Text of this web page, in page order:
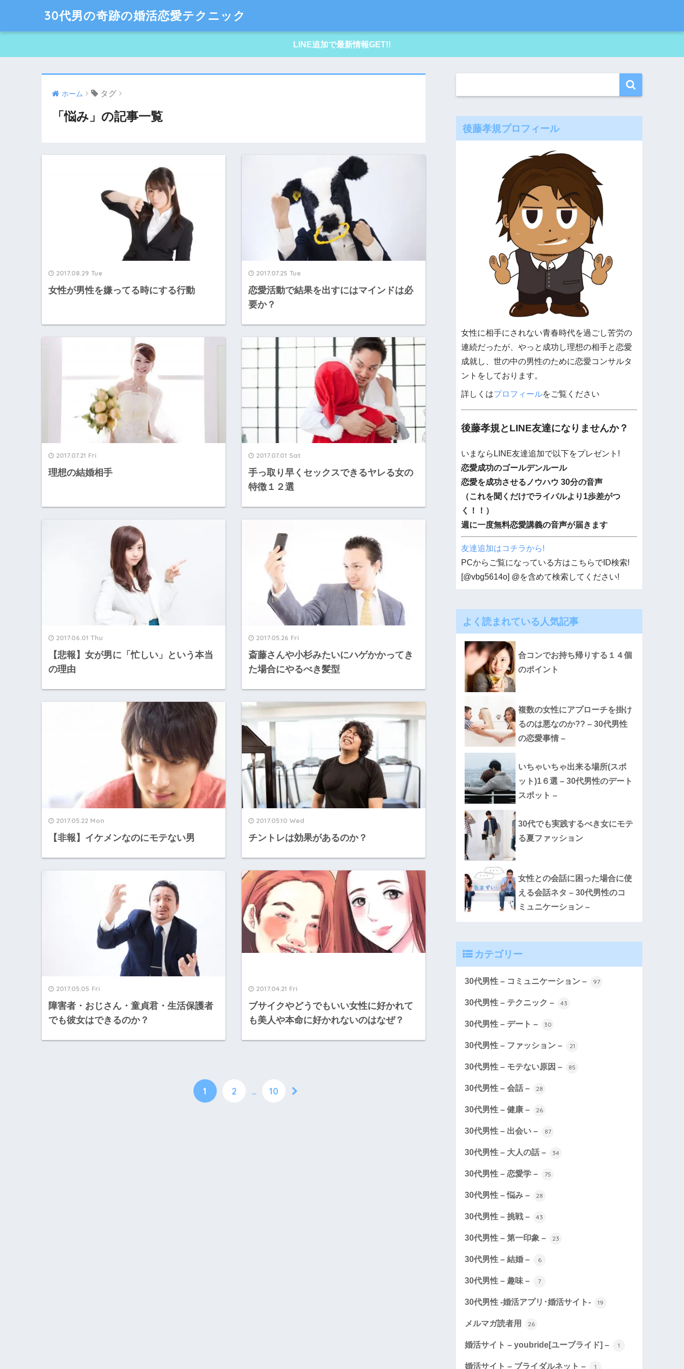
30代男の奇跡の婚活恋愛テクニック
LINE追加で最新情報GET!!
ホーム タグ
「悩み」の記事一覧
2017.08.29 Tue
女性が男性を嫌ってる時にする行動
2017.07.25 Tue
恋愛活動で結果を出すにはマインドは必
要か？
2017.07.21 Fri
理想の結婚相手
2017.07.01 Sat
手っ取り早くセックスできるヤレる女の
特徴１２選
2017.06.01 Thu
【悲報】女が男に「忙しい」という本当
の理由
2017.05.26 Fri
斎藤さんや小杉みたいにハゲかかってき
た場合にやるべき髪型
2017.05.22 Mon
【非報】イケメンなのにモテない男
2017.05.10 Wed
チントレは効果があるのか？
2017.05.05 Fri
障害者・おじさん・童貞君・生活保護者
でも彼女はできるのか？
2017.04.21 Fri
ブサイクやどうでもいい女性に好かれて
も美人や本命に好かれないのはなぜ？
1 2 … 10
後藤孝規プロフィール
女性に相手にされない青春時代を過ごし苦労の
連続だったが、やっと成功し理想の相手と恋愛
成就し、世の中の男性のために恋愛コンサルタ
ントをしております。
詳しくはプロフィールをご覧ください
後藤孝規とLINE友達になりませんか？
いまならLINE友達追加で以下をプレゼント!
恋愛成功のゴールデンルール
恋愛を成功させるノウハウ 30分の音声
（これを聞くだけでライバルより1歩差がつ
く！！）
週に一度無料恋愛講義の音声が届きます
友達追加はコチラから!
PCからご覧になっている方はこちらでID検索!
[@vbg5614o] @を含めて検索してください!
よく読まれている人気記事
合コンでお持ち帰りする１４個
のポイント
複数の女性にアプローチを掛け
るのは悪なのか?? – 30代男性
の恋愛事情 –
いちゃいちゃ出来る場所(スポ
ット)1６選 – 30代男性のデート
スポット –
30代でも実践するべき女にモテ
る夏ファッション
女性との会話に困った場合に使
える会話ネタ – 30代男性のコ
ミュニケーション –
カテゴリー
30代男性 – コミュニケーション – 97
30代男性 – テクニック – 43
30代男性 – デート – 30
30代男性 – ファッション – 21
30代男性 – モテない原因 – 85
30代男性 – 会話 – 28
30代男性 – 健康 – 26
30代男性 – 出会い – 87
30代男性 – 大人の話 – 34
30代男性 – 恋愛学 – 75
30代男性 – 悩み – 28
30代男性 – 挑戦 – 43
30代男性 – 第一印象 – 23
30代男性 – 結婚 – 6
30代男性 – 趣味 – 7
30代男性 -婚活アプリ･婚活サイト- 19
メルマガ読者用 26
婚活サイト – youbride[ユーブライド] – 1
婚活サイト – ブライダルネット – 1